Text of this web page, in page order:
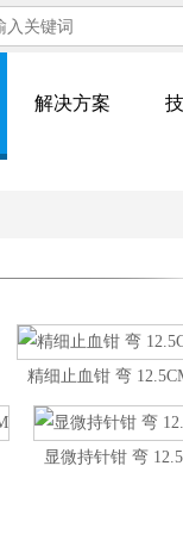
解决方案
精细止血钳 弯
显微持针钳 弯